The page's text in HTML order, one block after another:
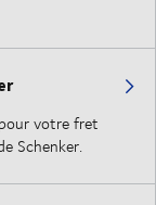
votre fret
Schenker.